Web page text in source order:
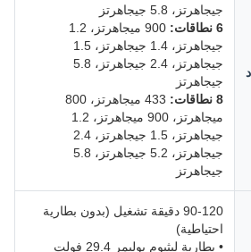
جيجاهرتز، 5.8 جيجاهرتز
6 نطاقات:
900 ميجاهرتز، 1.2
جيجاهرتز، 1.4 جيجاهرتز، 1.5
جيجاهرتز، 2.4 جيجاهرتز، 5.8
جيجاهرتز
8 نطاقات:
433 ميجاهرتز، 800
ميجاهرتز، 900 ميجاهرتز، 1.2
جيجاهرتز، 1.5 جيجاهرتز، 2.4
جيجاهرتز، 5.2 جيجاهرتز، 5.8
جيجاهرتز
90-120 دقيقة تشغيل (بدون بطارية
احتياطية)
• بطارية ليثيوم بوليمر 29.4 فولت